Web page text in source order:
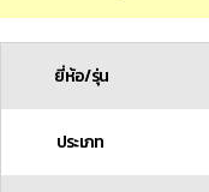
ยี่ห้อ/รุ่น
ประเภท ​